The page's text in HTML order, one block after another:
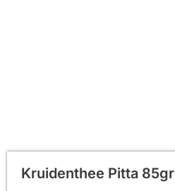
Kruidenthee Pitta 85gr